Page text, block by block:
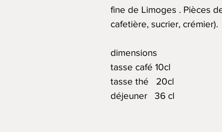
fine de Limoges . Pièces
cafetière, sucrier, crémier).
dimensions
tasse café 10cl
tasse thé 20cl
déjeuner 36 cl